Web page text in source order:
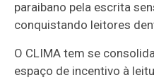
paraibano pela escrita
conquistando leitores
O CLIMA tem se
espaço de incentivo à